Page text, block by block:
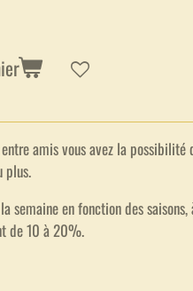
amis vous avez la
plus.
semaine en fonction des
de 10 à 20%.